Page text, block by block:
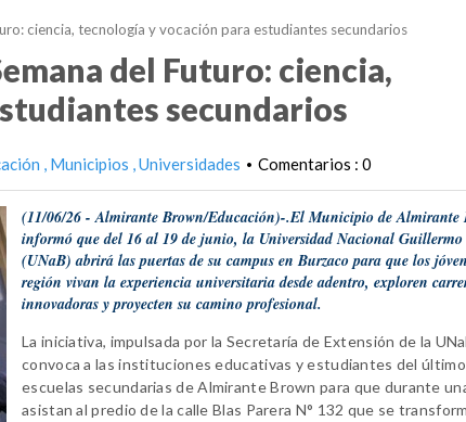
ciencia, tecnología y vocación para estudiantes secundarios
del Futuro: ciencia,
secundarios
Municipios Universidades • Comentarios : 0
(11/06/26 - Almirante Brown/Educación)-.El Municipio de Almirante
informó que del 16 al 19 de junio, la Universidad Nacional
(UNaB) abrirá las puertas de su campus en Burzaco para que los
región vivan la experiencia universitaria desde adentro, exploren
innovadoras y proyecten su camino profesional.
La iniciativa, impulsada por la Secretaría de Extensión de la
convoca a las instituciones educativas y estudiantes del
escuelas secundarias de Almirante Brown para que durante
asistan al predio de la calle Blas Parera N° 132 que se